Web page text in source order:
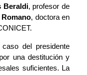
Beraldi, profesor de
, doctora en
del presidente
una destitución y
suficientes. La